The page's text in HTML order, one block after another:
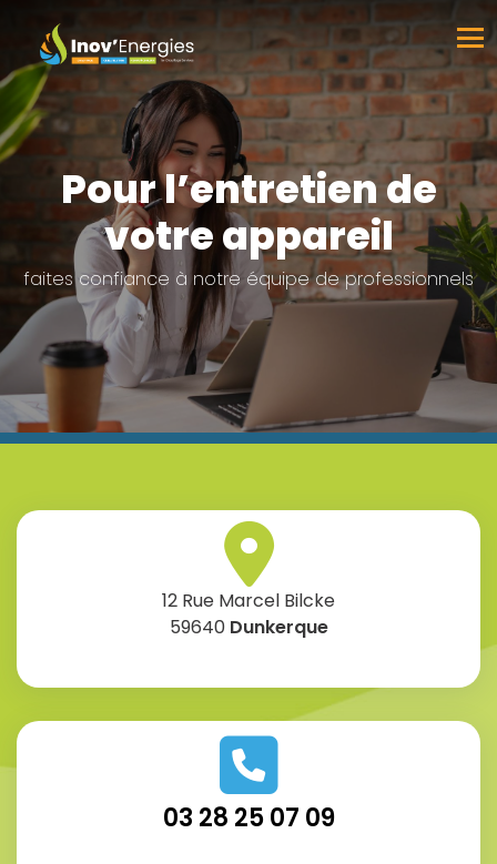
Pour l’entretien de
votre appareil
faites confiance à notre équipe de professionnels
12 Rue Marcel Bilcke
59640 Dunkerque
03 28 25 07 09